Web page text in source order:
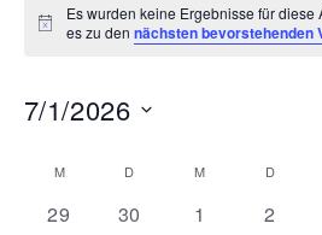
Hinweis
Es wurden keine Ergebnisse für
es zu dennächsten bevorstehenden
7/1/2026
wählen.
Kalender
von
M MONTAGD DIENSTAG
M MITTWOCH
D
0
29
0
30
0
1
0
2